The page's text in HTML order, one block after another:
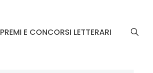
PREMI E CONCORSI LETTERARI